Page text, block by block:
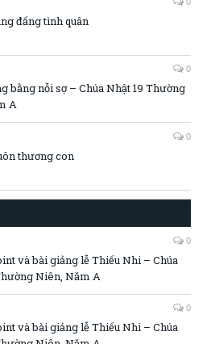
đấng tình quân
0
bằng nỗi sợ – Chúa Nhật 19 Thường
A
0
thương con
0
và bài giảng lễ Thiếu Nhi – Chúa
Niên, Năm A
0
và bài giảng lễ Thiếu Nhi – Chúa